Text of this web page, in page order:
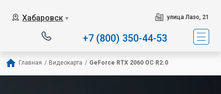
Хабаровск ▼ улица Лазо, 21
+7 (800) 350-44-53
Главная / Видеокарта / GeForce RTX 2060 OC R2.0